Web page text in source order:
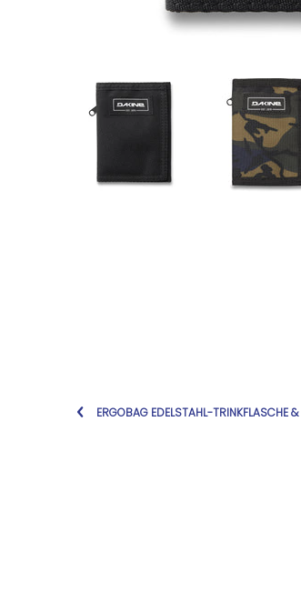
ERGOBAG EDELSTAHL-TRINKFLASCHE